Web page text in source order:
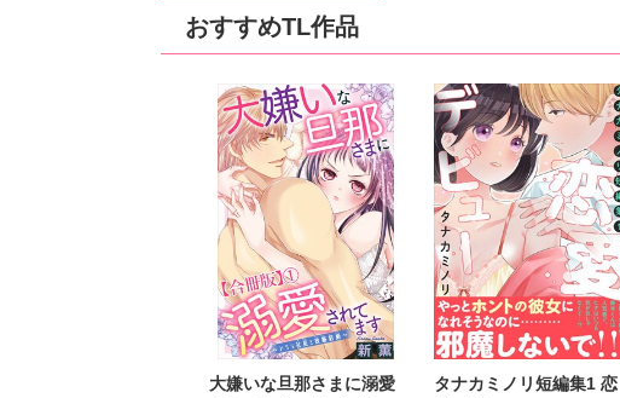
さんかく 踊る毒林檎
沢音千尋 藤春都
片山絢森 愛成れお
おすすめTL作品
大嫌いな旦那さまに溺愛
タナカミノリ短編集1 恋